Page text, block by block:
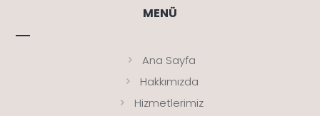
MENÜ
Ana Sayfa
Hakkımızda
Hizmetlerimiz